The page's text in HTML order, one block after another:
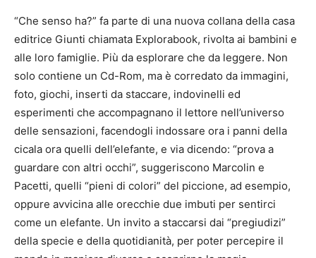
“Che senso ha?” fa parte di una nuova collana della casa
editrice Giunti chiamata Explorabook, rivolta ai bambini e
alle loro famiglie. Più da esplorare che da leggere. Non
solo contiene un Cd-Rom, ma è corredato da immagini,
foto, giochi, inserti da staccare, indovinelli ed
esperimenti che accompagnano il lettore nell’universo
delle sensazioni, facendogli indossare ora i panni della
cicala ora quelli dell’elefante, e via dicendo: “prova a
guardare con altri occhi”, suggeriscono Marcolin e
Pacetti, quelli “pieni di colori” del piccione, ad esempio,
oppure avvicina alle orecchie due imbuti per sentirci
come un elefante. Un invito a staccarsi dai “pregiudizi”
della specie e della quotidianità, per poter percepire il